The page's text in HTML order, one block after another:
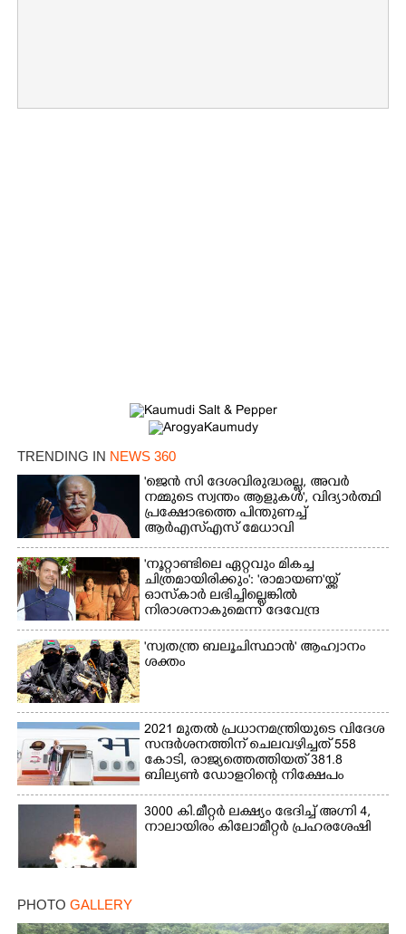
TRENDING IN NEWS 360
'ജെൻ സി ദേശവിരുദ്ധരല്ല, അവർ
നമ്മുടെ സ്വന്തം ആളുകൾ', വിദ്യാർത്ഥി
പ്രക്ഷോഭത്തെ പിന്തുണച്ച്
ആർഎസ്‌എസ് മേധാവി
'നൂറ്റാണ്ടിലെ ഏറ്റവും മികച്ച
ചിത്രമായിരിക്കും': 'രാമായണ'യ്ക്ക്
ഓസ്കാ‌ർ ലഭിച്ചില്ലെങ്കിൽ
നിരാശനാകുമെന്ന് ദേവേന്ദ്ര
ഫഡ്നാവിസ്
'സ്വതന്ത്ര ബലൂചിസ്ഥാൻ' ആഹ്വാനം
ശക്തം
2021 മുതൽ പ്രധാനമന്ത്രിയുടെ വിദേശ
സന്ദർശനത്തിന് ചെലവഴിച്ചത് 558
കോടി, രാജ്യത്തെത്തിയത് 381.8
ബില്യൺ ഡോളറിന്റെ നിക്ഷേപം
3000 കി.മീറ്റർ ലക്ഷ്യം ഭേദിച്ച് അഗ്നി 4,
നാലായിരം കിലോമീറ്റർ പ്രഹരശേഷി
PHOTO GALLERY